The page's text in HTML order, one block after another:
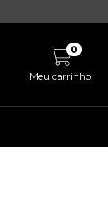
Meu carrinho
0